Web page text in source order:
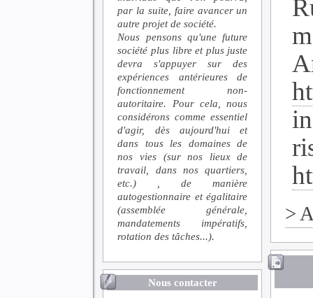
par la suite, faire avancer un
autre projet de société.
Nous pensons qu'une future
société plus libre et plus juste
devra s'appuyer sur des
expériences antérieures de
fonctionnement non-
autoritaire. Pour cela, nous
considérons comme essentiel
d'agir, dès aujourd'hui et
dans tous les domaines de
nos vies (sur nos lieux de
travail, dans nos quartiers,
etc.) , de manière
autogestionnaire et égalitaire
(assemblée générale,
mandatements impératifs,
rotation des tâches...).
Nous contacter
>